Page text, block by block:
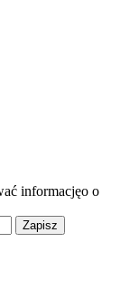
informacjęo o
Zapisz